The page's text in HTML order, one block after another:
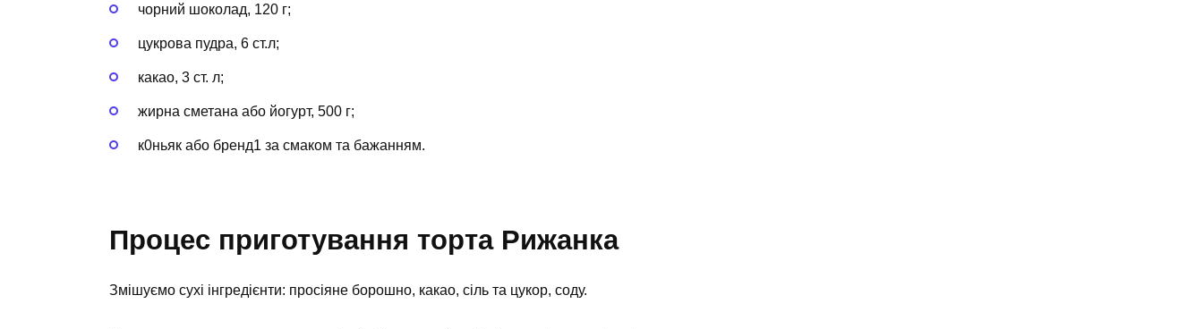
чорний шоколад, 120 г;
цукрова пудра, 6 ст.л;
какао, 3 ст. л;
жирна сметана або йогурт, 500 г;
к0ньяк або бренд1 за смаком та бажанням.
Процес приготування торта Рижанка
Змішуємо сухі інгредієнти: просіяне борошно, какао, сіль та цукор, соду.